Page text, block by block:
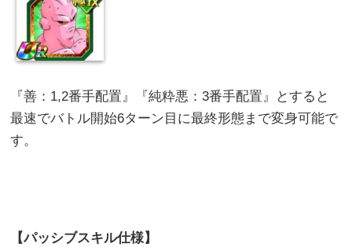
『善：1,2番手配置』『純粋悪：3番手配置』とすると
最速でバトル開始6ターン目に最終形態まで変身可能で
す。
【パッシブスキル仕様】